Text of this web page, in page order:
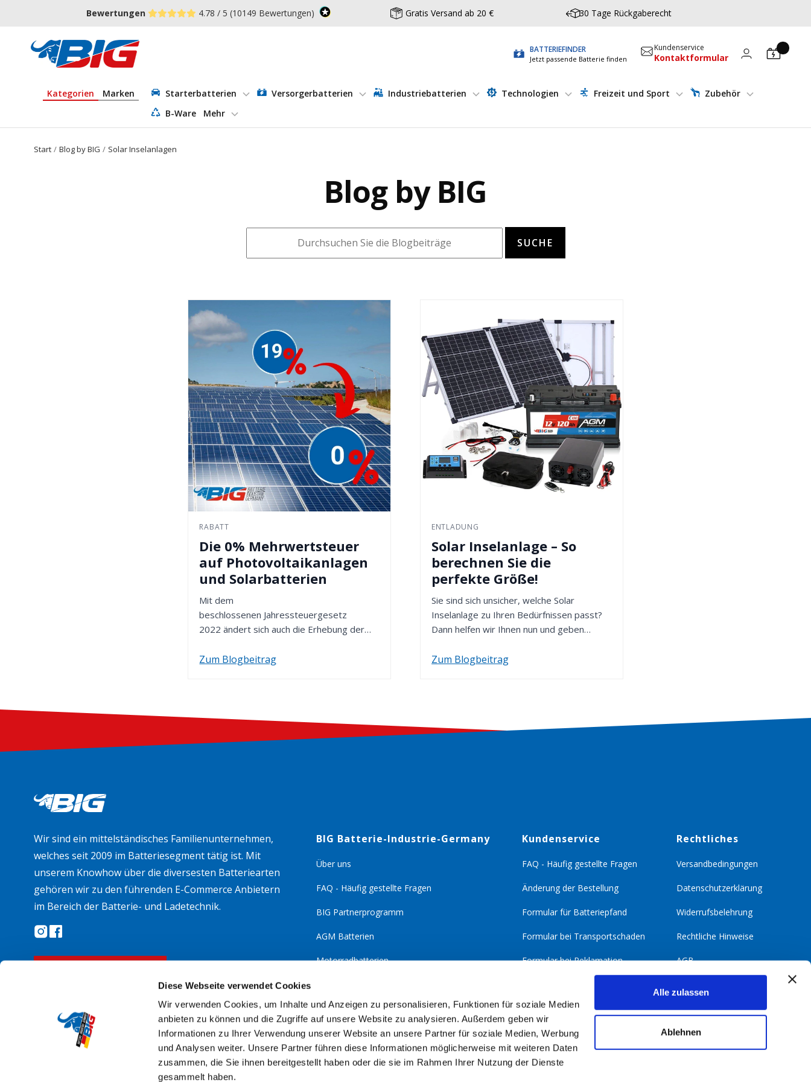
Diese Webseite verwendet Cookies
Wir verwenden Cookies, um Inhalte und Anzeigen zu personalisieren, Funktionen für soziale Medien
anbieten zu können und die Zugriffe auf unsere Website zu analysieren. Außerdem geben wir
Informationen zu Ihrer Verwendung unserer Website an unsere Partner für soziale Medien, Werbung
und Analysen weiter. Unsere Partner führen diese Informationen möglicherweise mit weiteren Daten
zusammen, die Sie ihnen bereitgestellt haben oder die sie im Rahmen Ihrer Nutzung der Dienste
gesammelt haben.
Alle zulassen
Ablehnen
Zum Menü springen
Fußzeile springen
Barrierefreiheits-Widget öffnen
Bewertungen 4.78 / 5 (10149 Bewertungen) Gratis Versand ab 20 € 30 Tage Rückgaberecht
Batterie-
Industrie-
BATTERIEFINDER
Jetzt passende Batterie finden
Kundenservice
Kontaktformular
Kategorien Marken Starterbatterien Versorgerbatterien Industriebatterien Technologien Freizeit und Sport
Zubehör
B-Ware
Mehr
Start Blog by BIG Solar Inselanlagen
Blog by BIG
SUCHE
RABATT
Die 0% Mehrwertsteuer
auf Photovoltaikanlagen
und Solarbatterien
Mit dem
beschlossenen Jahressteuergesetz
2022 ändert sich auch die Erhebung der
Mehrwertsteuer) auf Photo...
Zum Blogbeitrag
ENTLADUNG
Solar Inselanlage – So
berechnen Sie die
perfekte Größe!
Sie sind sich unsicher, welche Solar
Inselanlage zu Ihren Bedürfnissen passt?
Dann helfen wir Ihnen nun und geben
Zum Blogbeitrag
Wir sind ein mittelständisches Familienunternehmen,
welches seit 2009 im Batteriesegment tätig ist. Mit
unserem Knowhow über die diversesten Batteriearten
gehören wir zu den führenden E-Commerce Anbietern
im Bereich der Batterie- und Ladetechnik.
BIG Batterie-Industrie-Germany
Über uns
FAQ - Häufig gestellte Fragen
BIG Partnerprogramm
AGM Batterien
Motorradbatterien
Kundenservice
FAQ - Häufig gestellte Fragen
Änderung der Bestellung
Formular für Batteriepfand
Formular bei Transportschaden
Formular bei Reklamation
Barrierefreiheit
Rechtliches
Versandbedingungen
Datenschutzerklärung
Widerrufsbelehrung
Rechtliche Hinweise
AGB
Datenschutzeinstellungen